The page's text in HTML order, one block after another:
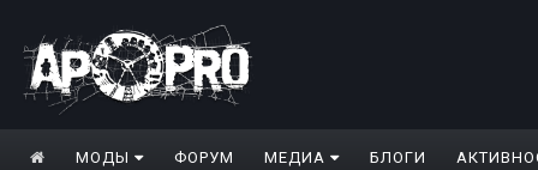
МОДЫ ФОРУМ МЕДИА БЛОГИ